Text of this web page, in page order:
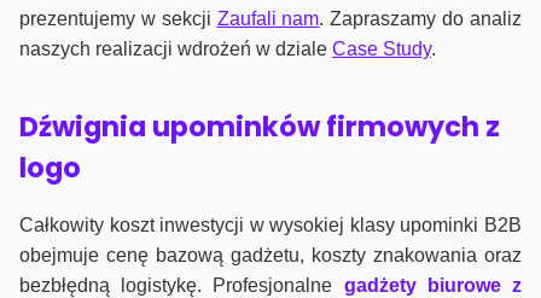
prezentujemy w sekcji Zaufali nam. Zapraszamy do analiz
naszych realizacji wdrożeń w dziale Case Study.
Dźwignia upominków firmowych z
logo
Całkowity koszt inwestycji w wysokiej klasy upominki B2B
obejmuje cenę bazową gadżetu, koszty znakowania oraz
bezbłędną logistykę. Profesjonalne gadżety biurowe z